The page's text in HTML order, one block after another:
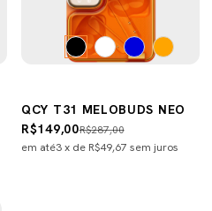
QCY T31 MELOBUDS NEO
R$287,00
R$149,00
em até3x de R$49,67 sem juros